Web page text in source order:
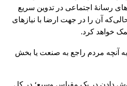
رسانۀ اجتماعی در تدوین سریع
آن را در جهت ارضا با نیازهای
خواهد کرد.
آنچه مردم راجع به صنعت یا بخش
دادن در یک مقیاس وسیع؛ در کل